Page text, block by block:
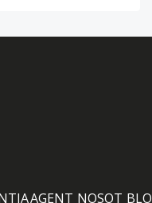
AGENT NOSOT BLO